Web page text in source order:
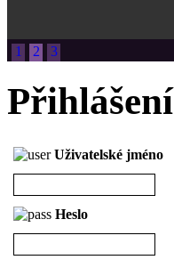
1 2 3
Přihlášení
Uživatelské jméno
Heslo